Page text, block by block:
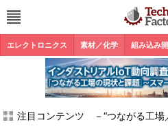
エレクトロニクス 素材／化学 組み込み
注目コンテンツ －“つながる工場